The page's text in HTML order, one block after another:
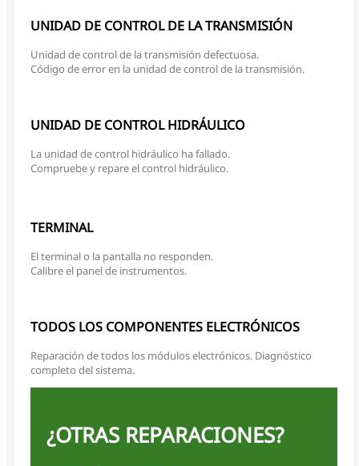
UNIDAD DE CONTROL DE LA TRANSMISIÓN
Unidad de control de la transmisión defectuosa.
Código de error en la unidad de control de la transmisión.
UNIDAD DE CONTROL HIDRÁULICO
La unidad de control hidráulico ha fallado.
Compruebe y repare el control hidráulico.
TERMINAL
El terminal o la pantalla no responden.
Calibre el panel de instrumentos.
TODOS LOS COMPONENTES ELECTRÓNICOS
Reparación de todos los módulos electrónicos. Diagnóstico
completo del sistema.
¿OTRAS REPARACIONES?